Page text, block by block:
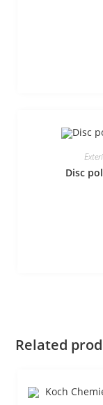
Disc
Related